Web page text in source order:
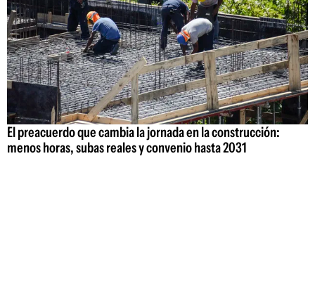
El preacuerdo que cambia la jornada en la construcción:
menos horas, subas reales y convenio hasta 2031